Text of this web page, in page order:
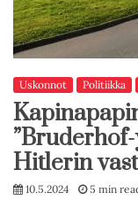
Uskonnot Politiikka
Hitlerin
10.5.2024 5 min